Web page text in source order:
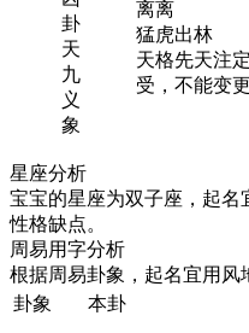
卦
天
九
义
象
离离
猛虎出林
天格先天注
受，不能变更
星座分析
宝宝的星座为双子座，起
性格缺点。
周易用字分析
根据周易卦象，起名宜用风
卦象
本卦